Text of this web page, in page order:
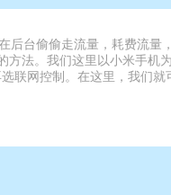
后台偷偷走流量，耗费流量
方法。我们这里以小米手机
联网控制。在这里，我们